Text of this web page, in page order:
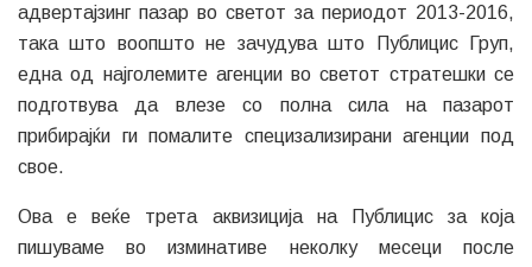
адвертајзинг пазар во светот за периодот 2013-2016,
така што воопшто не зачудува што Публицис Груп,
една од најголемите агенции во светот стратешки се
подготвува да влезе со полна сила на пазарот
прибирајќи ги помалите специзализирани агенции под
свое.
Ова е веќе трета аквизиција на Публицис за која
пишуваме во изминативе неколку месеци после